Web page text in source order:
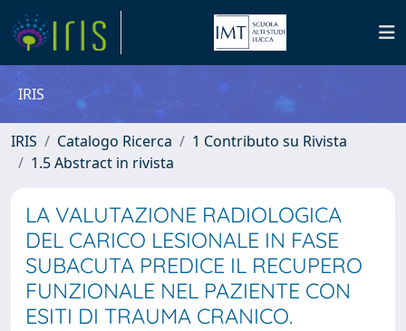
IRIS
IRIS Catalogo Ricerca
1 Contributo su Rivista
1.5 Abstract in rivista
LA VALUTAZIONE RADIOLOGICA
DEL CARICO LESIONALE IN FASE
SUBACUTA PREDICE IL RECUPERO
FUNZIONALE NEL PAZIENTE CON
ESITI DI TRAUMA CRANICO.